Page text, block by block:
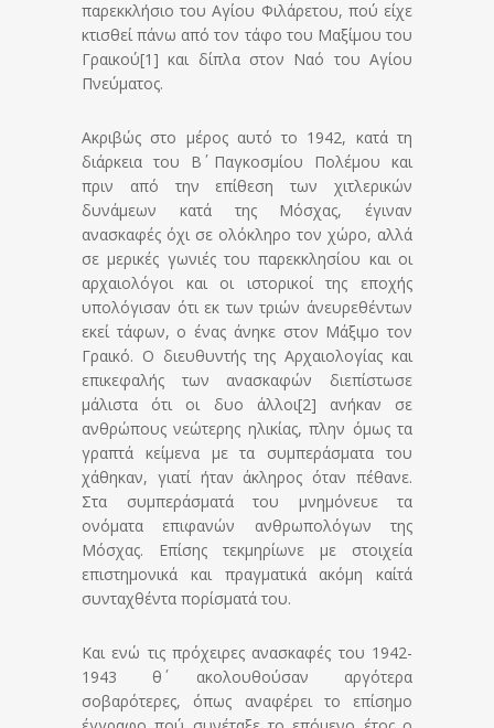
παρεκκλήσιο του Αγίου Φιλάρετου, πού είχε
κτισθεί πάνω από τον τάφο του Μαξίμου του
Γραικού[1] και δίπλα στον Ναό του Αγίου
Πνεύματος.
Ακριβώς στο μέρος αυτό το 1942, κατά τη
διάρκεια του Β΄ Παγκοσμίου Πολέμου και
πριν από την επίθεση των χιτλερικών
δυνάμεων κατά της Μόσχας, έγιναν
ανασκαφές όχι σε ολόκληρο τον χώρο, αλλά
σε μερικές γωνιές του παρεκκλησίου και οι
αρχαιολόγοι και οι ιστορικοί της εποχής
υπολόγισαν ότι εκ των τριών άνευρεθέντων
εκεί τάφων, ο ένας άνηκε στον Μάξιμο τον
Γραικό. Ο διευθυντής της Αρχαιολογίας και
επικεφαλής των ανασκαφών διεπίστωσε
μάλιστα ότι οι δυο άλλοι[2] ανήκαν σε
ανθρώπους νεώτερης ηλικίας, πλην όμως τα
γραπτά κείμενα με τα συμπεράσματα του
χάθηκαν, γιατί ήταν άκληρος όταν πέθανε.
Στα συμπεράσματά του μνημόνευε τα
ονόματα επιφανών ανθρωπολόγων της
Μόσχας. Επίσης τεκμηρίωνε με στοιχεία
επιστημονικά και πραγματικά ακόμη καίτά
συνταχθέντα πορίσματά του.
Και ενώ τις πρόχειρες ανασκαφές του 1942-
1943 θ΄ ακολουθούσαν αργότερα
σοβαρότερες, όπως αναφέρει το επίσημο